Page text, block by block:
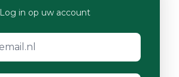
Log in op uw account